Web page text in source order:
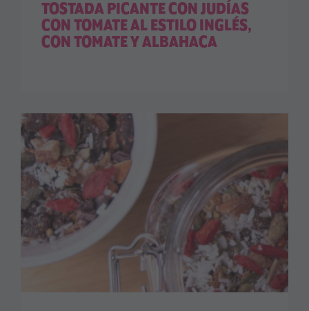
TOSTADA PICANTE CON JUDÍAS
CON TOMATE AL ESTILO INGLÉS,
CON TOMATE Y ALBAHACA